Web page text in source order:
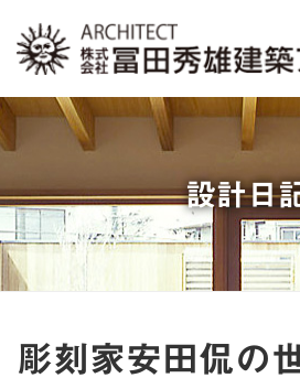
設計日
彫刻家安田侃の